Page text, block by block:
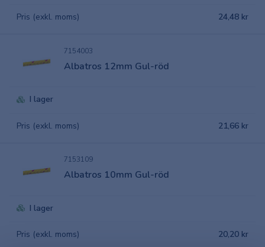
Pris (exkl. moms) 24,48 kr
7154003
Albatros 12mm Gul-röd
I lager
Pris (exkl. moms) 21,66 kr
7153109
Albatros 10mm Gul-röd
I lager
Pris (exkl. moms) 20,20 kr